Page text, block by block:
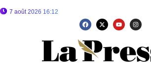
7 août 2026 16:12